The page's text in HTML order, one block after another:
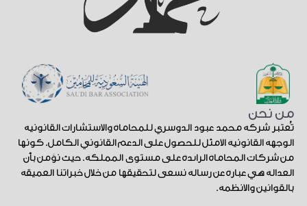
من نحن
تُعتبر شركة محمد عبود الدوسري للمحاماة والاستشارات القانونية
الوجهة القانونية الأمثل للحصول على الدعم القانوني الكامل. كونها
من شركات المحاماة الرائدة على مستوى المملكة. حيث نؤمن بأن
العدالة هي عبارة عن رسالة نسعى لتحقيقها من خلال خبراتنا العميقة
بالقوانين والأنظمة.